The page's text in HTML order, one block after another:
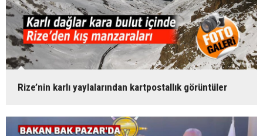
Rize’nin karlı yaylalarından kartpostallık görüntüler